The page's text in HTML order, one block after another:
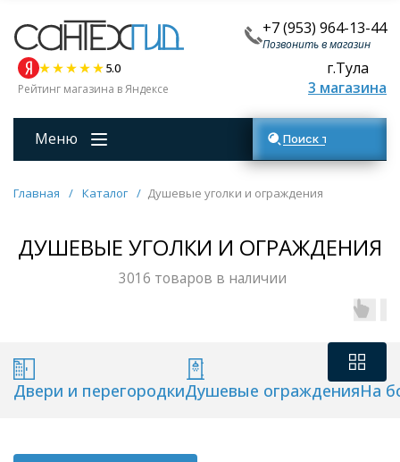
+7 (953) 964-13-44
Позвонить в магазин
5.0
Рейтинг магазина в Яндексе
г.Тула
3 магазина
Меню Поиск товаров
Главная / Каталог / Душевые уголки и ограждения
ДУШЕВЫЕ УГОЛКИ И ОГРАЖДЕНИЯ
3016 товаров в наличии
Двери и перегородкиДушевые огражденияНа